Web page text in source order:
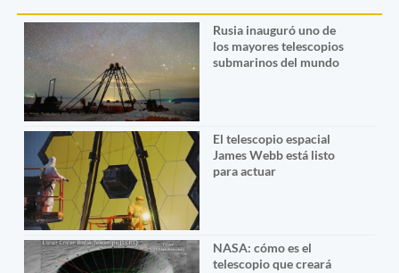
Rusia inauguró uno de
los mayores telescopios
submarinos del mundo
El telescopio espacial
James Webb está listo
para actuar
NASA: cómo es el
telescopio que creará